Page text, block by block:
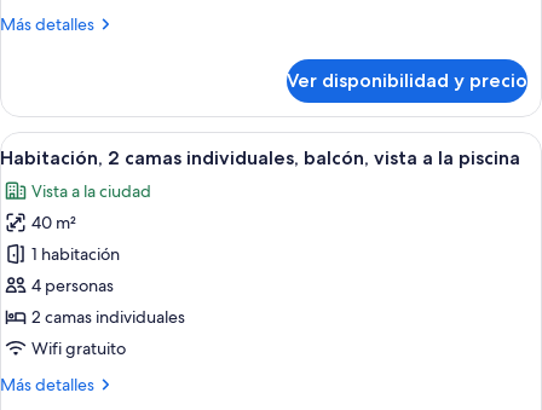
size,
a
la
piscina
Más detalles
Más
1
cama
King
balcón,
vista
la
piscina
Ver disponibilidad y precio
Ver
todas
las
fotos
de
Habitación,
2
camas
individuales,
balcón,
Habitación de hotel con dos camas,
6
Habitación, 2 camas individuales, balcón, vista a la piscina
Vista a la ciudad
40 m²
1 habitación
4 personas
2 camas individuales
Wifi gratuito
Más detalles
Más